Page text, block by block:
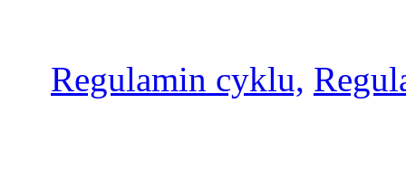
Regulamin cyklu,